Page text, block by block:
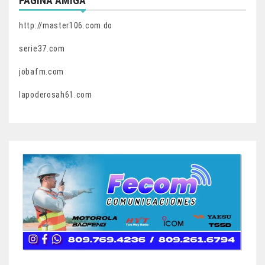
http://master106.com.do
serie37.com
jobafm.com
lapoderosah61.com